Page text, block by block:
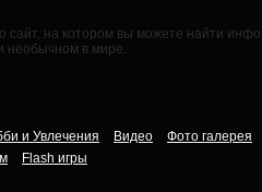
сайт, на котором вы можете найти
необычном в мире.
и Увлечения Видео
Фото галерея
Flash игры